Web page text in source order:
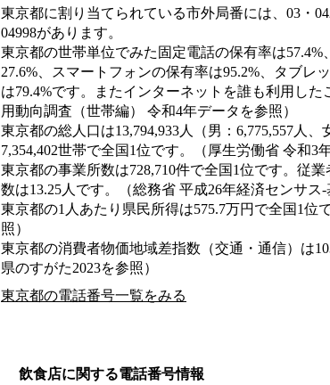
東京都に割り当てられている市外局番には、03・
04998があります。
東京都の世帯単位でみた固定電話の保有率は
27.6%、スマートフォンの保有率は95.2%、タブレ
は79.4%です。またインターネットを誰も利用し
用動向調査（世帯編） 令和4年データを参照）
東京都の総人口は13,794,933人（男：6,775,557人
7,354,402世帯で全国1位です。（厚生労働省 令和3
東京都の事業所数は728,710件で全国1位です。従
数は13.25人です。（総務省 平成26年経済センサス‐
東京都の1人あたり県民所得は575.7万円で全国1位
照）
東京都の消費者物価地域差指数（交通・通信）は
県のすがた2023を参照）
東京都の電話番号一覧をみる
飲食店に関する電話番号情報